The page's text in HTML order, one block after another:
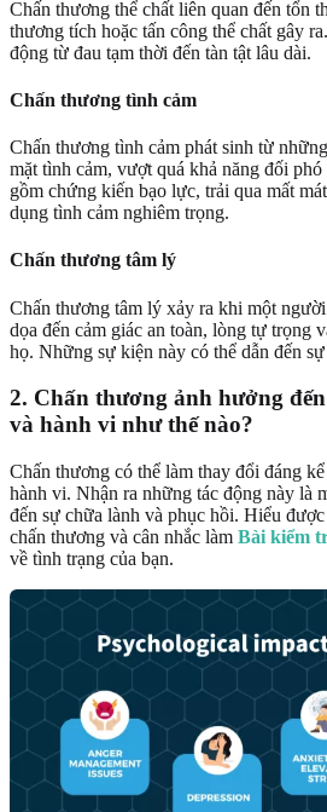
Chấn thương thể chất liên quan đến tổn
thương tích hoặc tấn công thể chất gây
động từ đau tạm thời đến tàn tật lâu dài.
Chấn thương tình cảm
Chấn thương tình cảm phát sinh từ
mặt tình cảm, vượt quá khả năng đối
gồm chứng kiến bạo lực, trải qua mất
dụng tình cảm nghiêm trọng.
Chấn thương tâm lý
Chấn thương tâm lý xảy ra khi một
dọa đến cảm giác an toàn, lòng tự trọng
họ. Những sự kiện này có thể dẫn đến
2. Chấn thương ảnh hưởng
và hành vi như thế nào?
Chấn thương có thể làm thay đổi đáng
hành vi. Nhận ra những tác động này là
đến sự chữa lành và phục hồi. Hiểu
chấn thương và cân nhắc làm Bài kiểm
về tình trạng của bạn.